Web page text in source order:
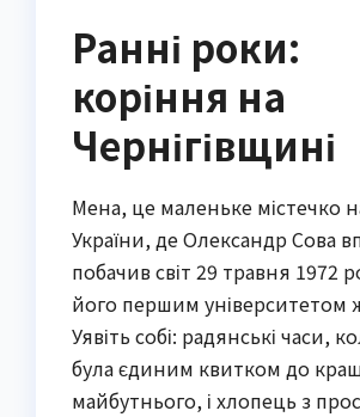
Ранні роки:
коріння на
Чернігівщині
Мена, це маленьке містечко
України, де Олександр Сова
побачив світ 29 травня 1972
його першим університетом
Уявіть собі: радянські часи,
була єдиним квитком до
майбутнього, і хлопець з